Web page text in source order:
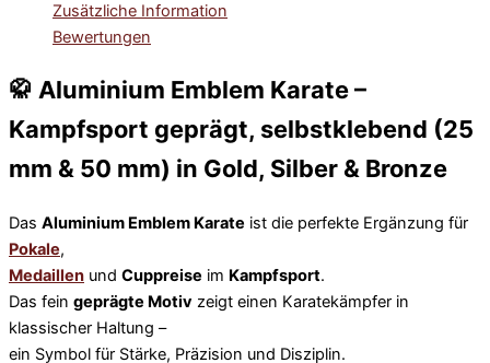
Zusätzliche Information
Bewertungen
🥋 Aluminium Emblem Karate –
Kampfsport geprägt, selbstklebend (25
mm & 50 mm) in Gold, Silber & Bronze
Das Aluminium Emblem Karate ist die perfekte Ergänzung für
Pokale,
Medaillen und Cuppreise im Kampfsport.
Das fein geprägte Motiv zeigt einen Karatekämpfer in
klassischer Haltung –
ein Symbol für Stärke, Präzision und Disziplin.